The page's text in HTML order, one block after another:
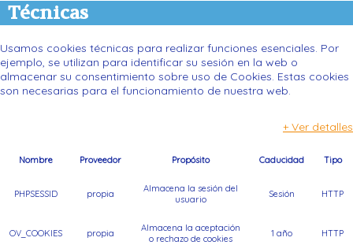
Técnicas
Usamos cookies técnicas para realizar funciones esenciales. Por
ejemplo, se utilizan para identificar su sesión en la web o
almacenar su consentimiento sobre uso de Cookies. Estas cookies
son necesarias para el funcionamiento de nuestra web.
+ Ver detalles
Nombre Proveedor Propósito Caducidad Tipo
PHPSESSID propia
Almacena la sesión del
usuario
Sesión HTTP
OV_COOKIES propia
Almacena la aceptación
o rechazo de cookies
1 año HTTP